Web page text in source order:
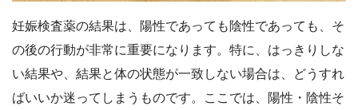
妊娠検査薬の結果は、陽性であっても陰性であっても、そ
の後の行動が非常に重要になります。特に、はっきりしな
い結果や、結果と体の状態が一致しない場合は、どうすれ
ばいいか迷ってしまうものです。ここでは、陽性・陰性そ